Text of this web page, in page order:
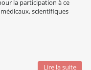
la participation à ce
scientifiques
Lire la suite